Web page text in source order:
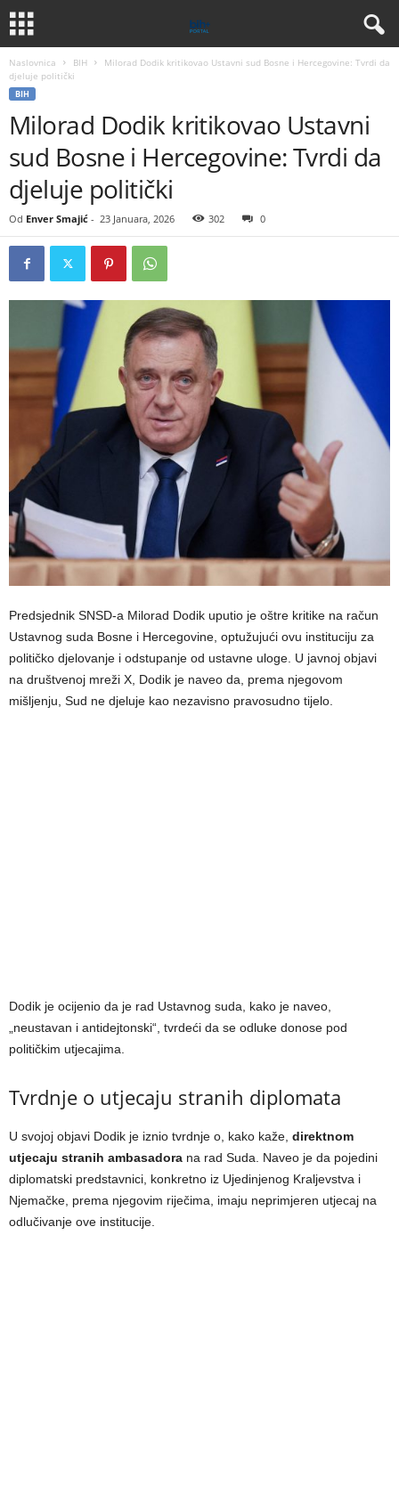
Naslovnica BIH
Milorad Dodik kritikovao Ustavni sud Bosne i Hercegovine: Tvrdi da
djeluje politički
BIH
Milorad Dodik kritikovao Ustavni
sud Bosne i Hercegovine: Tvrdi da
djeluje politički
Od Enver Smajić - 23 Januara, 2026 302 0
Predsjednik SNSD-a Milorad Dodik uputio je oštre kritike na račun
Ustavnog suda Bosne i Hercegovine, optužujući ovu instituciju za
političko djelovanje i odstupanje od ustavne uloge. U javnoj objavi
na društvenoj mreži X, Dodik je naveo da, prema njegovom
mišljenju, Sud ne djeluje kao nezavisno pravosudno tijelo.
Dodik je ocijenio da je rad Ustavnog suda, kako je naveo,
„neustavan i antidejtonski“, tvrdeći da se odluke donose pod
političkim utjecajima.
Tvrdnje o utjecaju stranih diplomata
U svojoj objavi Dodik je iznio tvrdnje o, kako kaže, direktnom
utjecaju stranih ambasadora na rad Suda. Naveo je da pojedini
diplomatski predstavnici, konkretno iz Ujedinjenog Kraljevstva i
Njemačke, prema njegovim riječima, imaju neprimjeren utjecaj na
odlučivanje ove institucije.